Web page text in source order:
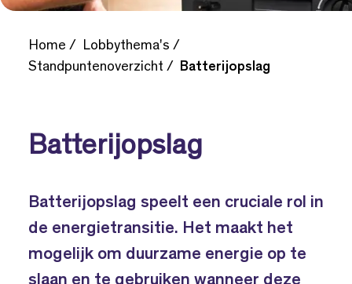
Home
Lobbythema's
Standpuntenoverzicht
Batterijopslag
Batterijopslag
Batterijopslag speelt een cruciale rol in
de energietransitie. Het maakt het
mogelijk om duurzame energie op te